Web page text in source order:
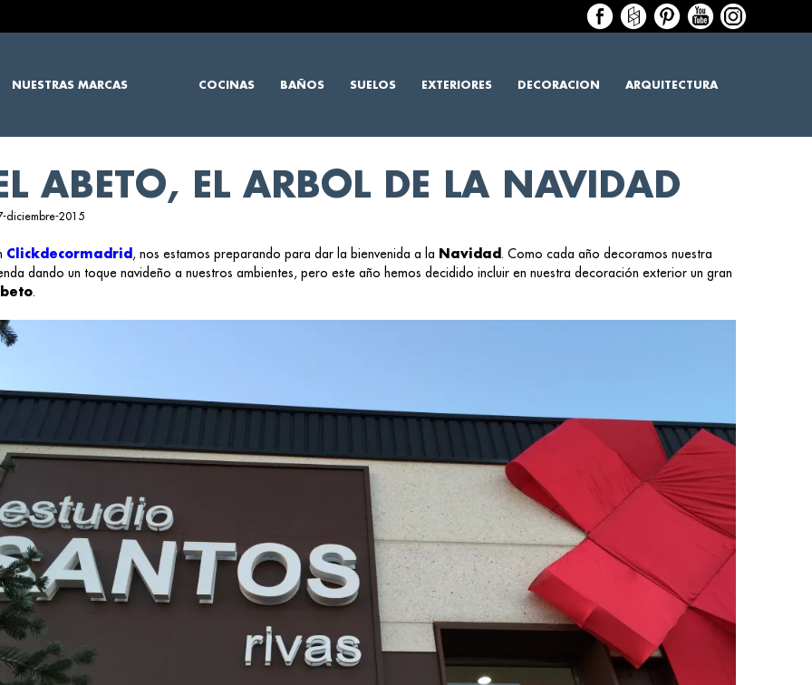
NUESTRAS MARCAS COCINAS BAÑOS SUELOS EXTERIORES DECORACION ARQUITECTURA
EL ABETO, EL ARBOL DE LA NAVIDAD
diciembre-2015
Clickdecormadrid , nos estamos preparando para dar la bienvenida a la Navidad . Como cada año decoramos nuestra
dando un toque navideño a nuestros ambientes, pero este año hemos decidido incluir en nuestra decoración exterior un gran
.